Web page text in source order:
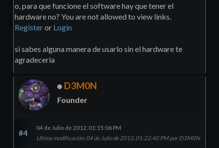
o, para que funcione el software hay que tener el
hardware no? You are not allowed to view links.
Registeror Login
si sabes alguna manera de usarlo sin el hardware te
agradeceria
D3M0N
Founder
#4
04 de Julio de 2012, 01:15:06 PM
Ultima modificación: 04 de Julio de 2012, 01:22:40 PM por D3M0N